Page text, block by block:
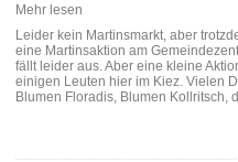
Mehr lesen
Leider kein Martinsmarkt, aber
eine Martinsaktion am
fällt leider aus. Aber eine kleine
einigen Leuten hier im Kiez. Vielen
Blumen Floradis, Blumen